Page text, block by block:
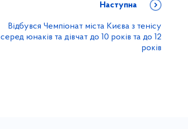
Наступна
Відбувся Чемпіонат міста Києва з тенісу
серед юнаків та дівчат до 10 років та до 12
років